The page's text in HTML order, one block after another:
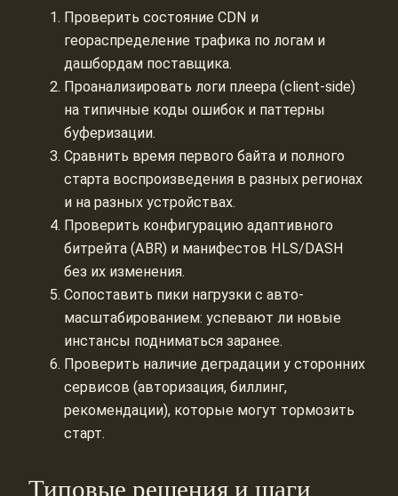
Проверить состояние CDN и
геораспределение трафика по логам и
дашбордам поставщика.
Проанализировать логи плеера (client-side)
на типичные коды ошибок и паттерны
буферизации.
Сравнить время первого байта и полного
старта воспроизведения в разных регионах
и на разных устройствах.
Проверить конфигурацию адаптивного
битрейта (ABR) и манифестов HLS/DASH
без их изменения.
Сопоставить пики нагрузки с авто-
масштабированием: успевают ли новые
инстансы подниматься заранее.
Проверить наличие деградации у сторонних
сервисов (авторизация, биллинг,
рекомендации), которые могут тормозить
старт.
Типовые решения и шаги